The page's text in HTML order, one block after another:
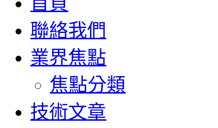
聯絡我們
業界焦點
焦點分類
技術文章